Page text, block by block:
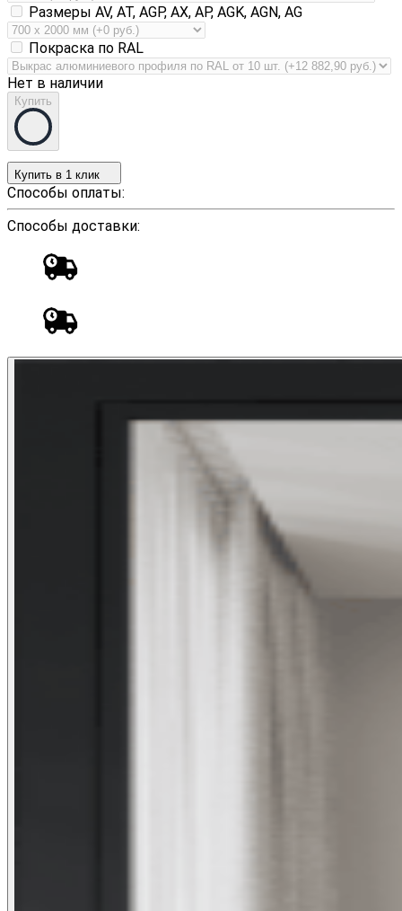
Размеры AV, AT, AGP, AX, AP, AGK, AGN, AG
Покраска по RAL
Нет в наличии
Купить
Купить в 1 клик
Способы оплаты:
Способы доставки: